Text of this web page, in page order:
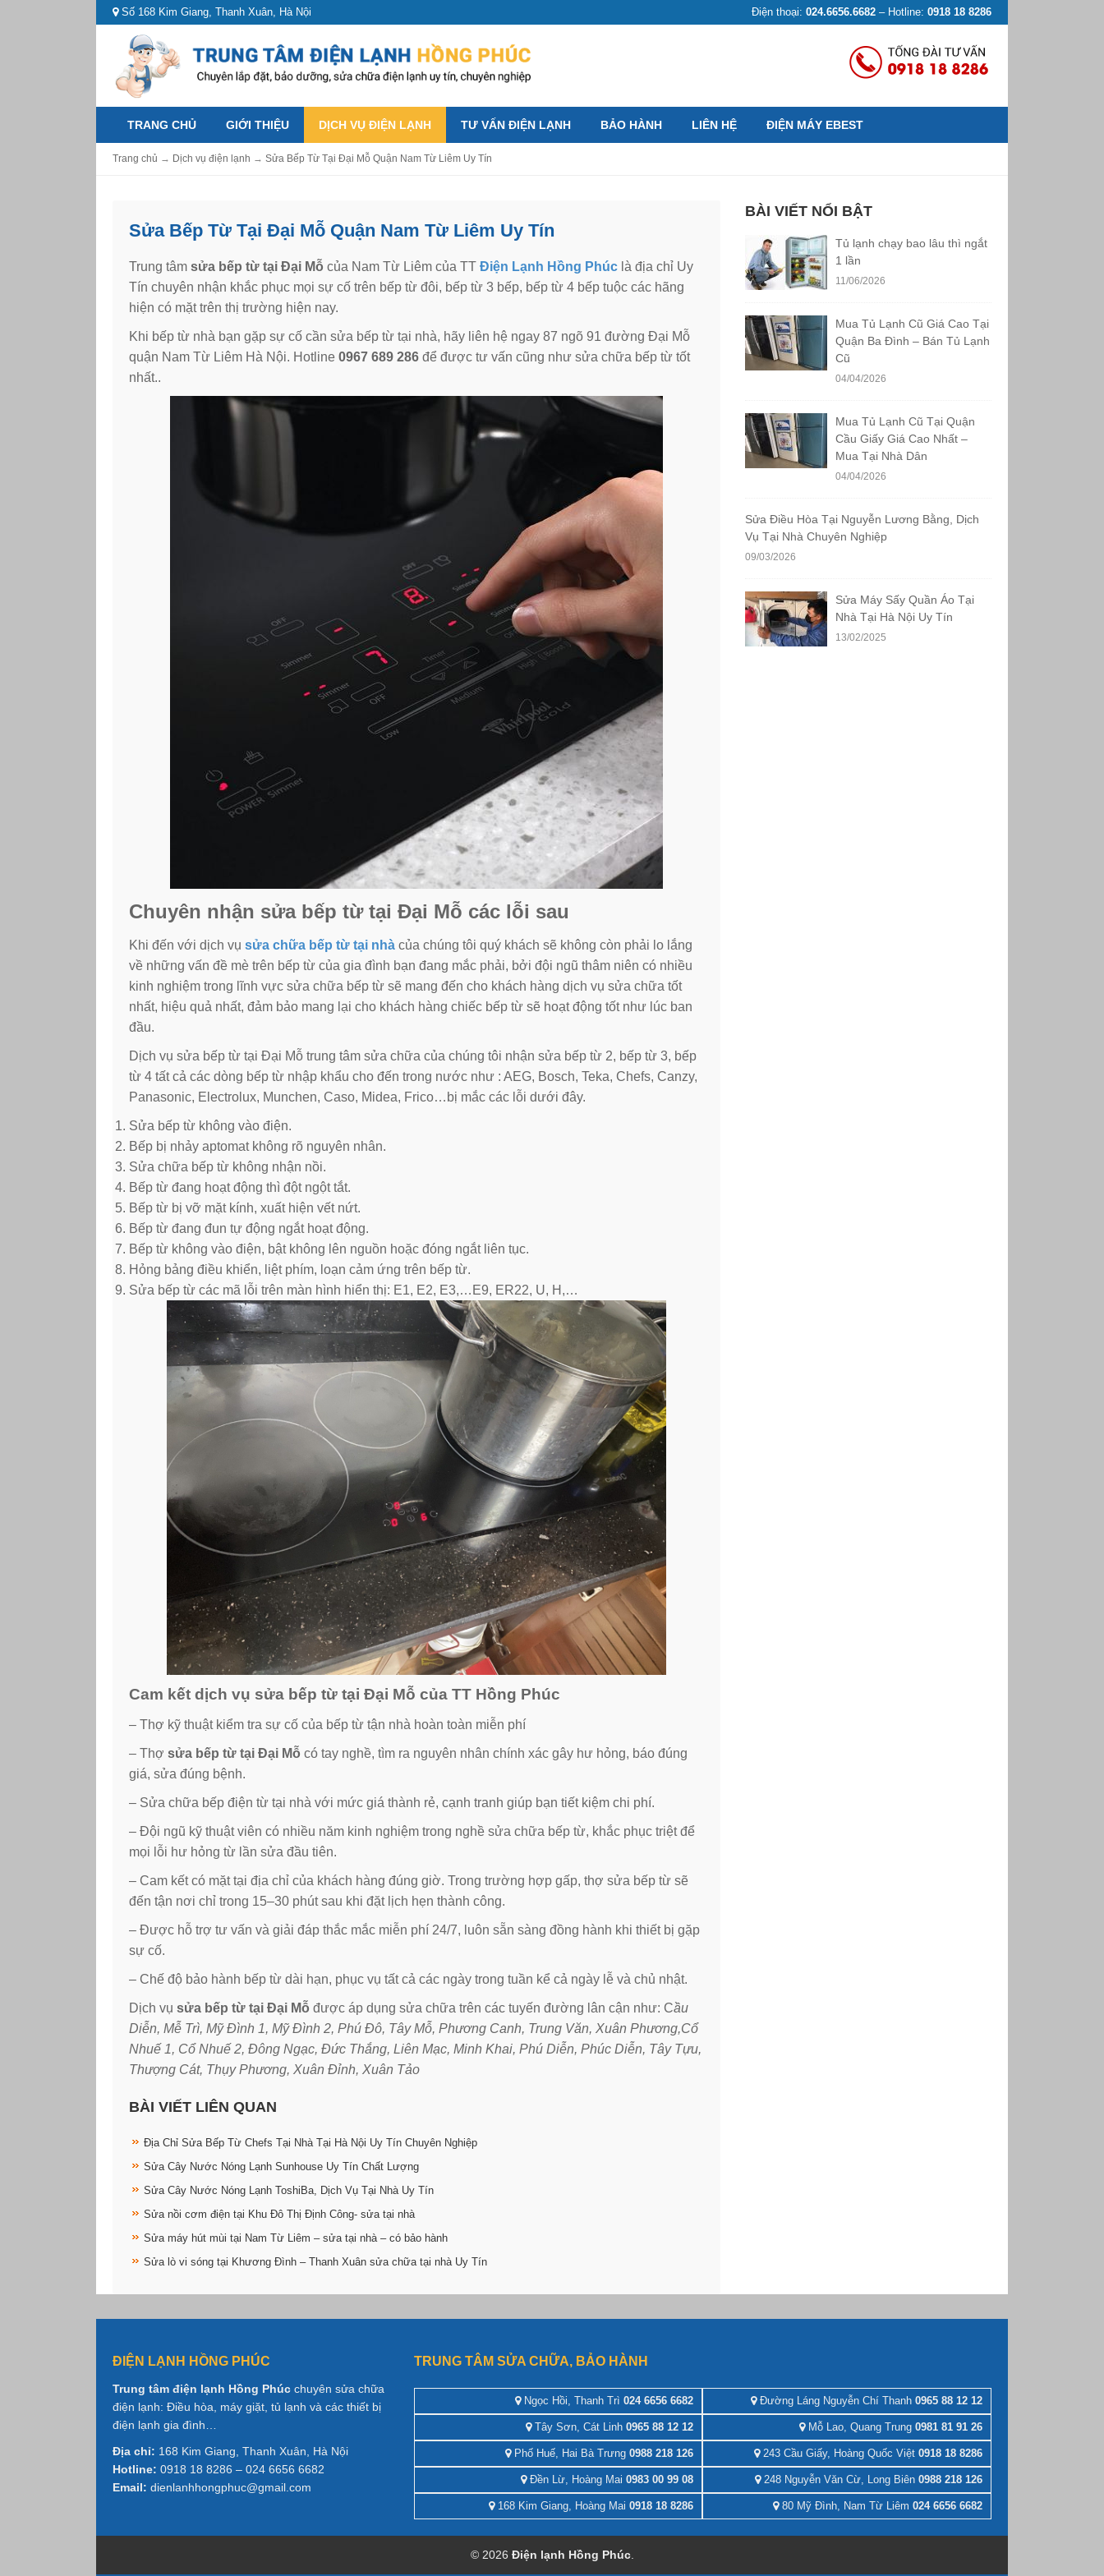
Số 168 Kim Giang, Thanh Xuân, Hà Nội Điện thoại: 024.6656.6682 – Hotline: 0918 18 8286
TRANG CHỦ GIỚI THIỆU DỊCH VỤ ĐIỆN LẠNH TƯ VẤN ĐIỆN LẠNH BẢO HÀNH LIÊN HỆ ĐIỆN MÁY EBEST
Trang chủ → Dịch vụ điện lạnh → Sửa Bếp Từ Tại Đại Mỗ Quận Nam Từ Liêm Uy Tín
Sửa Bếp Từ Tại Đại Mỗ Quận Nam Từ Liêm Uy Tín
Trung tâm sửa bếp từ tại Đại Mỗ của Nam Từ Liêm của TT Điện Lạnh Hồng Phúc là địa chỉ Uy
Tín chuyên nhận khắc phục mọi sự cố trên bếp từ đôi, bếp từ 3 bếp, bếp từ 4 bếp tuộc các hãng
hiện có mặt trên thị trường hiện nay.
Khi bếp từ nhà bạn gặp sự cố cần sửa bếp từ tại nhà, hãy liên hệ ngay 87 ngõ 91 đường Đại Mỗ
quận Nam Từ Liêm Hà Nội. Hotline 0967 689 286 để được tư vấn cũng như sửa chữa bếp từ tốt
nhất..
Chuyên nhận sửa bếp từ tại Đại Mỗ các lỗi sau
Khi đến với dịch vụ sửa chữa bếp từ tại nhà của chúng tôi quý khách sẽ không còn phải lo lắng
về những vấn đề mè trên bếp từ của gia đình bạn đang mắc phải, bởi đội ngũ thâm niên có nhiều
kinh nghiệm trong lĩnh vực sửa chữa bếp từ sẽ mang đến cho khách hàng dịch vụ sửa chữa tốt
nhất, hiệu quả nhất, đảm bảo mang lại cho khách hàng chiếc bếp từ sẽ hoạt động tốt như lúc ban
đầu.
Dịch vụ sửa bếp từ tại Đại Mỗ trung tâm sửa chữa của chúng tôi nhận sửa bếp từ 2, bếp từ 3, bếp
từ 4 tất cả các dòng bếp từ nhập khẩu cho đến trong nước như : AEG, Bosch, Teka, Chefs, Canzy,
Panasonic, Electrolux, Munchen, Caso, Midea, Frico…bị mắc các lỗi dưới đây.
Sửa bếp từ không vào điện.
Bếp bị nhảy aptomat không rõ nguyên nhân.
Sửa chữa bếp từ không nhận nồi.
Bếp từ đang hoạt động thì đột ngột tắt.
Bếp từ bị vỡ mặt kính, xuất hiện vết nứt.
Bếp từ đang đun tự động ngắt hoạt động.
Bếp từ không vào điện, bật không lên nguồn hoặc đóng ngắt liên tục.
Hỏng bảng điều khiển, liệt phím, loạn cảm ứng trên bếp từ.
Sửa bếp từ các mã lỗi trên màn hình hiển thị: E1, E2, E3,…E9, ER22, U, H,…
Cam kết dịch vụ sửa bếp từ tại Đại Mỗ của TT Hồng Phúc
– Thợ kỹ thuật kiểm tra sự cố của bếp từ tận nhà hoàn toàn miễn phí
– Thợ sửa bếp từ tại Đại Mỗ có tay nghề, tìm ra nguyên nhân chính xác gây hư hỏng, báo đúng
giá, sửa đúng bệnh.
– Sửa chữa bếp điện từ tại nhà với mức giá thành rẻ, cạnh tranh giúp bạn tiết kiệm chi phí.
– Đội ngũ kỹ thuật viên có nhiều năm kinh nghiệm trong nghề sửa chữa bếp từ, khắc phục triệt để
mọi lỗi hư hỏng từ lần sửa đầu tiên.
– Cam kết có mặt tại địa chỉ của khách hàng đúng giờ. Trong trường hợp gấp, thợ sửa bếp từ sẽ
đến tận nơi chỉ trong 15–30 phút sau khi đặt lịch hẹn thành công.
– Được hỗ trợ tư vấn và giải đáp thắc mắc miễn phí 24/7, luôn sẵn sàng đồng hành khi thiết bị gặp
sự cố.
– Chế độ bảo hành bếp từ dài hạn, phục vụ tất cả các ngày trong tuần kể cả ngày lễ và chủ nhật.
Dịch vụ sửa bếp từ tại Đại Mỗ được áp dụng sửa chữa trên các tuyến đường lân cận như: Cầu
Diễn, Mễ Trì, Mỹ Đình 1, Mỹ Đình 2, Phú Đô, Tây Mỗ, Phương Canh, Trung Văn, Xuân Phương,Cổ
Nhuế 1, Cổ Nhuế 2, Đông Ngạc, Đức Thắng, Liên Mạc, Minh Khai, Phú Diễn, Phúc Diễn, Tây Tựu,
Thượng Cát, Thụy Phương, Xuân Đỉnh, Xuân Tảo
BÀI VIẾT LIÊN QUAN
Địa Chỉ Sửa Bếp Từ Chefs Tại Nhà Tại Hà Nội Uy Tín Chuyên Nghiệp
Sửa Cây Nước Nóng Lạnh Sunhouse Uy Tín Chất Lượng
Sửa Cây Nước Nóng Lạnh ToshiBa, Dịch Vụ Tại Nhà Uy Tín
Sửa nồi cơm điện tại Khu Đô Thị Định Công- sửa tại nhà
Sửa máy hút mùi tại Nam Từ Liêm – sửa tại nhà – có bảo hành
Sửa lò vi sóng tại Khương Đình – Thanh Xuân sửa chữa tại nhà Uy Tín
BÀI VIẾT NỔI BẬT
Tủ lạnh chạy bao lâu thì ngắt
1 lần
11/06/2026
Mua Tủ Lạnh Cũ Giá Cao Tại
Quận Ba Đình – Bán Tủ Lạnh
Cũ
04/04/2026
Mua Tủ Lạnh Cũ Tại Quận
Cầu Giấy Giá Cao Nhất –
Mua Tại Nhà Dân
04/04/2026
Sửa Điều Hòa Tại Nguyễn Lương Bằng, Dịch
Vụ Tại Nhà Chuyên Nghiệp
09/03/2026
Sửa Máy Sấy Quần Áo Tại
Nhà Tại Hà Nội Uy Tín
13/02/2025
ĐIỆN LẠNH HỒNG PHÚC
Trung tâm điện lạnh Hồng Phúc chuyên sửa chữa
điện lạnh: Điều hòa, máy giặt, tủ lạnh và các thiết bị
điện lạnh gia đình…
Địa chỉ: 168 Kim Giang, Thanh Xuân, Hà Nội
Hotline: 0918 18 8286 – 024 6656 6682
Email: dienlanhhongphuc@gmail.com
TRUNG TÂM SỬA CHỮA, BẢO HÀNH
Ngọc Hồi, Thanh Trì 024 6656 6682 Đường Láng Nguyễn Chí Thanh0965 88 12 12
Tây Sơn, Cát Linh 0965 88 12 12 Mỗ Lao, Quang Trung0981 81 91 26
Phố Huế, Hai Bà Trưng 0988 218 126 243 Cầu Giấy, Hoàng Quốc Việt0918 18 8286
Đền Lừ, Hoàng Mai 0983 00 99 08 248 Nguyễn Văn Cừ, Long Biên0988 218 126
168 Kim Giang, Hoàng Mai 0918 18 8286 80 Mỹ Đình, Nam Từ Liêm 024 6656 6682
© 2026 Điện lạnh Hồng Phúc.